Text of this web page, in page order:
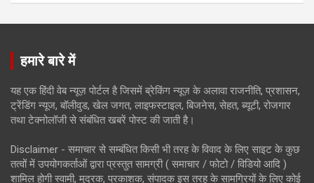
हमारे बारे में
यह एक हिंदी वेब न्यूज़ पोर्टल है जिसमें ब्रेकिंग न्यूज़ के अलावा राजनीति, प्रशासन,
ट्रेंडिंग न्यूज, बॉलीवुड, खेल जगत, लाइफस्टाइल, बिजनेस, सेहत, ब्यूटी, रोजगार
तथा टेक्नोलॉजी से संबंधित खबरें पोस्ट की जाती है।
Disclaimer - समाचार से सम्बंधित किसी भी तरह के विवाद के लिए साइट के कुछ
तत्वों में उपयोगकर्ताओं द्वारा प्रस्तुत सामग्री ( समाचार / फोटो / विडियो आदि )
शामिल होगी स्वामी, मुद्रक, प्रकाशक, संपादक इस तरह के सामग्रियों के लिए कोई